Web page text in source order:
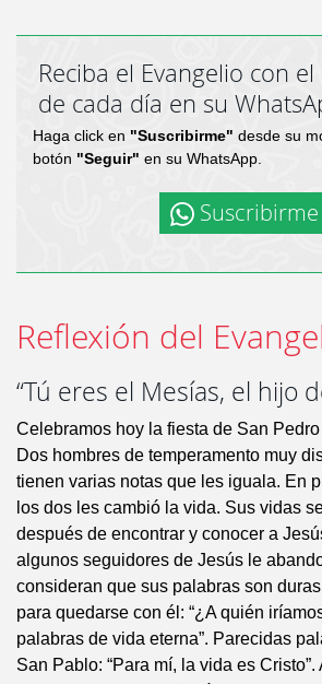
Reciba el Evangelio con
de cada día en su
Haga click en "Suscribirme" desde su
botón "Seguir" en su WhatsApp.
Suscribirme
Reflexión del
“Tú eres el Mesías, el hijo
Celebramos hoy la fiesta de San
Dos hombres de temperamento muy
tienen varias notas que les iguala. En
los dos les cambió la vida. Sus vidas
después de encontrar y conocer a
algunos seguidores de Jesús le
consideran que sus palabras son
para quedarse con él: “¿A quién
palabras de vida eterna”. Parecidas
San Pablo: “Para mí, la vida es Cristo”.